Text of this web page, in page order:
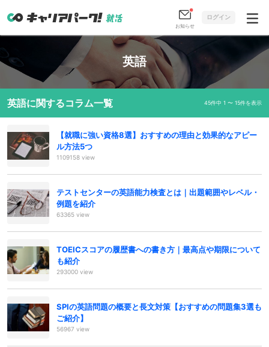
お知らせ
ログイン
英語
英語に関するコラム一覧 45件中 1 〜 15件を表示
【就職に強い資格8選】おすすめの理由と効果的なアピー
ル方法5つ
1109158 view
テストセンターの英語能力検査とは｜出題範囲やレベル・
例題を紹介
63365 view
TOEICスコアの履歴書への書き方｜最高点や期限について
も紹介
293000 view
SPIの英語問題の概要と長文対策【おすすめの問題集3選も
ご紹介】
56967 view